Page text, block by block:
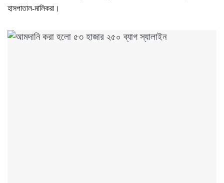
হাসপাতাল-মালিকরা।